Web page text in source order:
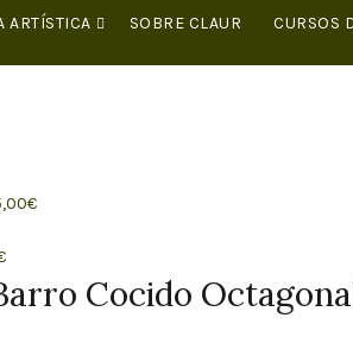
ARTÍSTICA SOBRE CLAUR CURSOS
€
Cocido